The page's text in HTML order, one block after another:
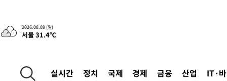
2026.08.09 (일)
서울 31.4℃
실시간 정치 국제 경제 금융 산업 IT·
-23876초 전 >이강인, 오늘 서울서 AT마드리드 입단식…'전례 없는 특급대
-10758초 전 >'여긴 20도, 저긴 50도'…열화상 카메라로 본 폭염 저감시설 '
-3823초 전 >
튀르키예 외무장관, "메카 3국 방위협정은 이란이 목표 아냐 "